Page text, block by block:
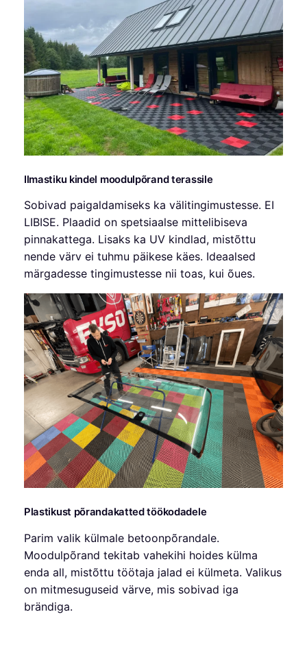
Ilmastiku kindel moodulpõrand terassile
Sobivad paigaldamiseks ka välitingimustesse. EI
LIBISE. Plaadid on spetsiaalse mittelibiseva
pinnakattega. Lisaks ka UV kindlad, mistõttu
nende värv ei tuhmu päikese käes. Ideaalsed
märgadesse tingimustesse nii toas, kui õues.
Plastikust põrandakatted töökodadele
Parim valik külmale betoonpõrandale.
Moodulpõrand tekitab vahekihi hoides külma
enda all, mistõttu töötaja jalad ei külmeta. Valikus
on mitmesuguseid värve, mis sobivad iga
brändiga.